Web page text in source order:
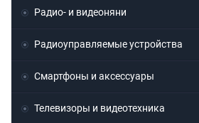
Радио- и видеоняни
Радиоуправляемые устройства
Смартфоны и аксессуары
Телевизоры и видеотехника